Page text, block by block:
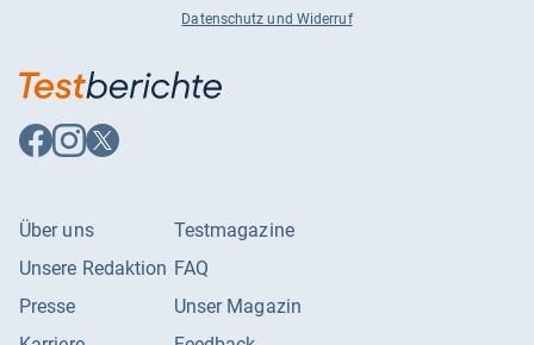
Datenschutz und Widerruf
Auf
Facebook
Auf
Instagram
Auf
X
Über uns
Unsere Redaktion
Presse
Testmagazine
FAQ
Unser Magazin